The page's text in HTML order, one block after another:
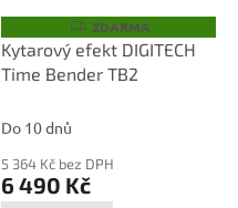
Z
D
A
R
ZDARMA
Kytarový efekt DIGITECH
Time Bender TB2
Do 10 dnů
5 364 Kč bez DPH
6 490 Kč